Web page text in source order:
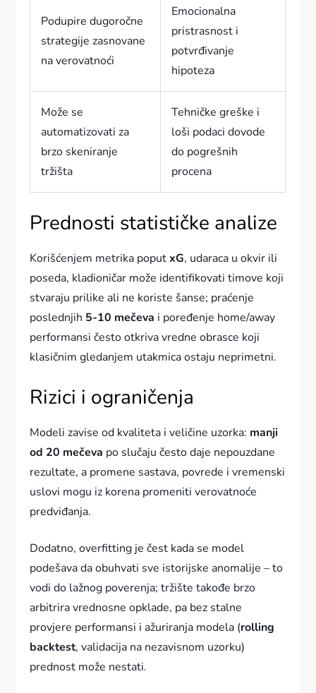
Podupire dugoročne
strategije zasnovane
na verovatnoći
Emocionalna
pristrasnost i
potvrđivanje
hipoteza
Može se
automatizovati za
brzo skeniranje
tržišta
Tehničke greške i
loši podaci dovode
do pogrešnih
procena
Prednosti statističke analize
Korišćenjem metrika poputxG, udaraca u okvir ili
poseda, kladioničar može identifikovati timove koji
stvaraju prilike ali ne koriste šanse; praćenje
poslednjih 5-10 mečeva i poređenje home/away
performansi često otkriva vredne obrasce koji
klasičnim gledanjem utakmica ostaju neprimetni.
Rizici i ograničenja
Modeli zavise od kvaliteta i veličine uzorka: manji
od 20 mečeva po slučaju često daje nepouzdane
rezultate, a promene sastava, povrede i vremenski
uslovi mogu iz korena promeniti verovatnoće
predviđanja.
Dodatno, overfitting je čest kada se model
podešava da obuhvati sve istorijske anomalije – to
vodi do lažnog poverenja; tržište takođe brzo
arbitrira vrednosne opklade, pa bez stalne
provjere performansi i ažuriranja modela (rolling
backtest, validacija na nezavisnom uzorku)
prednost može nestati.